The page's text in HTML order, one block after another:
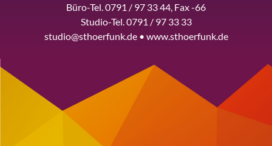
Büro-Tel. 0791 / 97 33 44, Fax -66
Studio-Tel. 0791 / 97 33 33
studio@sthoerfunk.de • www.sthoerfunk.de